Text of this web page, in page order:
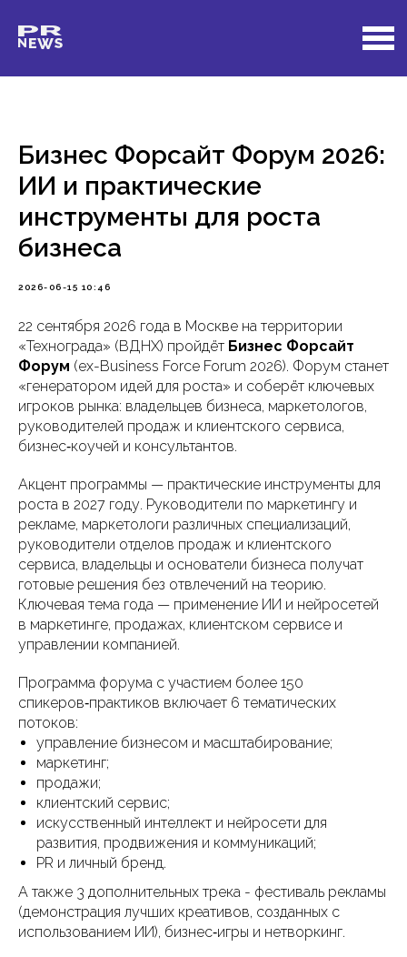
Бизнес Форсайт Форум 2026:
ИИ и практические
инструменты для роста
бизнеса
2026-06-15 10:46
22 сентября 2026 года в Москве на территории
«Технограда» (ВДНХ) пройдёт Бизнес Форсайт
Форум (ex-Business Force Forum 2026). Форум станет
«генератором идей для роста» и соберёт ключевых
игроков рынка: владельцев бизнеса, маркетологов,
руководителей продаж и клиентского сервиса,
бизнес‑коучей и консультантов.
Акцент программы — практические инструменты для
роста в 2027 году. Руководители по маркетингу и
рекламе, маркетологи различных специализаций,
руководители отделов продаж и клиентского
сервиса, владельцы и основатели бизнеса получат
готовые решения без отвлечений на теорию.
Ключевая тема года — применение ИИ и нейросетей
в маркетинге, продажах, клиентском сервисе и
управлении компанией.
Программа форума с участием более 150
спикеров‑практиков включает 6 тематических
потоков:
управление бизнесом и масштабирование;
маркетинг;
продажи;
клиентский сервис;
искусственный интеллект и нейросети для
развития, продвижения и коммуникаций;
PR и личный бренд.
А также 3 дополнительных трека - фестиваль рекламы
(демонстрация лучших креативов, созданных с
использованием ИИ), бизнес‑игры и нетворкинг.